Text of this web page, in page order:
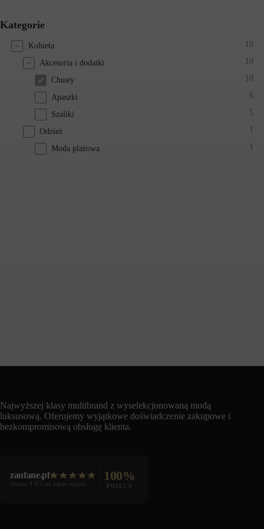
Kategorie
Kobieta 10
Akcesoria i dodatki 10
Chusty 10
Apaszki 6
Szaliki 5
Odzież
Moda plażowa
Najwyższej klasy multibrand z wyselekcjonowaną modą
luksusową. Oferujemy wyjątkowe doświadczenie zakupowe i
bezkompromisową obsługę klienta.
zaufane.pl
Ocena 4.9/5 na bazie opinii
100%
POLECA